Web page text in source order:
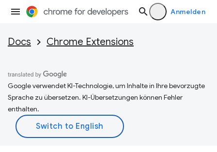
Anmelden
Docs Chrome Extensions
Google verwendet KI-Technologie, um Inhalte in Ihre bevorzugte
Sprache zu übersetzen. KI-Übersetzungen können Fehler
enthalten.